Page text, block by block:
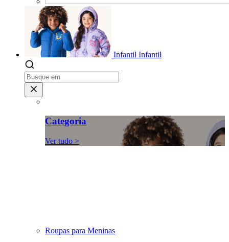
Infantil Infantil
Categoria
Ver tudo >
Roupas para Meninas